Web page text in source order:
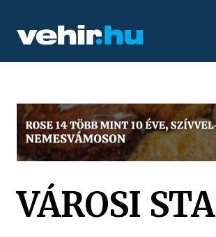
VÁROSI